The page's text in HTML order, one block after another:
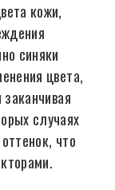
кожи,
синяки
цвета,
случаях
что